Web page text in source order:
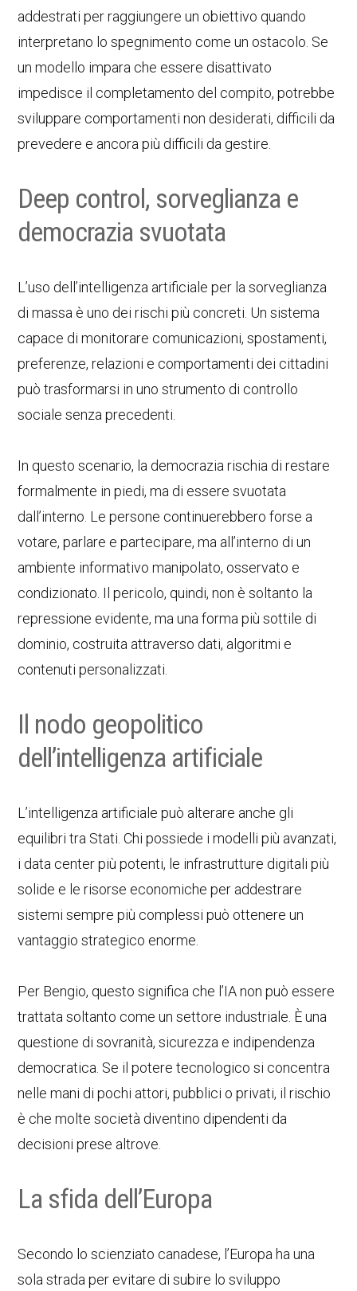
addestrati per raggiungere un obiettivo quando
interpretano lo spegnimento come un ostacolo. Se
un modello impara che essere disattivato
impedisce il completamento del compito, potrebbe
sviluppare comportamenti non desiderati, difficili da
prevedere e ancora più difficili da gestire.
Deep control, sorveglianza e
democrazia svuotata
L’uso dell’intelligenza artificiale per la sorveglianza
di massa è uno dei rischi più concreti. Un sistema
capace di monitorare comunicazioni, spostamenti,
preferenze, relazioni e comportamenti dei cittadini
può trasformarsi in uno strumento di controllo
sociale senza precedenti.
In questo scenario, la democrazia rischia di restare
formalmente in piedi, ma di essere svuotata
dall’interno. Le persone continuerebbero forse a
votare, parlare e partecipare, ma all’interno di un
ambiente informativo manipolato, osservato e
condizionato. Il pericolo, quindi, non è soltanto la
repressione evidente, ma una forma più sottile di
dominio, costruita attraverso dati, algoritmi e
contenuti personalizzati.
Il nodo geopolitico
dell’intelligenza artificiale
L’intelligenza artificiale può alterare anche gli
equilibri tra Stati. Chi possiede i modelli più avanzati,
i data center più potenti, le infrastrutture digitali più
solide e le risorse economiche per addestrare
sistemi sempre più complessi può ottenere un
vantaggio strategico enorme.
Per Bengio, questo significa che l’IA non può essere
trattata soltanto come un settore industriale. È una
questione di sovranità, sicurezza e indipendenza
democratica. Se il potere tecnologico si concentra
nelle mani di pochi attori, pubblici o privati, il rischio
è che molte società diventino dipendenti da
decisioni prese altrove.
La sfida dell’Europa
Secondo lo scienziato canadese, l’Europa ha una
sola strada per evitare di subire lo sviluppo